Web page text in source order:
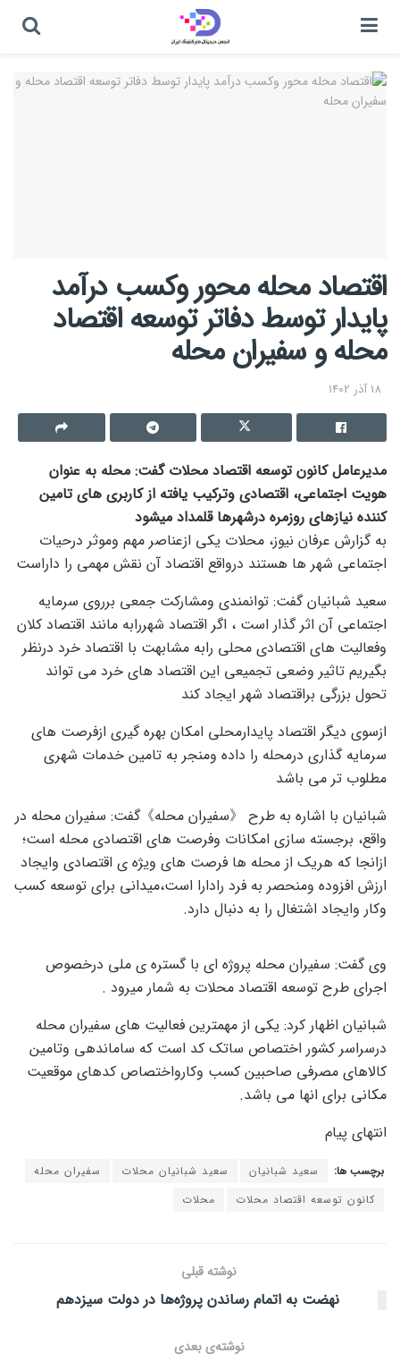
اقتصاد محله محور وکسب درآمد
پایدار توسط دفاتر توسعه اقتصاد
محله و سفیران محله
18 آذر 1402
مدیرعامل کانون توسعه اقتصاد محلات گفت: محله به عنوان
هویت اجتماعی، اقتصادی وترکیب یافته از کاربری های تامین
کننده نیازهای روزمره درشهرها قلمداد میشود
به گزارش عرفان نیوز، محلات یکی ازعناصر مهم وموثر درحیات
اجتماعی شهر ها هستند درواقع اقتصاد آن نقش مهمی را داراست
سعید شبانیان گفت: توانمندی ومشارکت جمعی برروی سرمایه
اجتماعی آن اثر گذار است ، اگر اقتصاد شهررابه مانند اقتصاد کلان
وفعالیت های اقتصادی محلی رابه مشابهت با اقتصاد خرد درنظر
بگیریم تاثیر وضعی تجمیعی این اقتصاد های خرد می تواند
تحول بزرگی براقتصاد شهر ایجاد کند
ازسوی دیگر اقتصاد پایدارمحلی امکان بهره گیری ازفرصت های
سرمایه گذاری درمحله را داده ومنجر به تامین خدمات شهری
مطلوب تر می باشد
شبانیان با اشاره به طرح 《سفیران محله》گفت: سفیران محله در
واقع، برجسته سازی امکانات وفرصت های اقتصادی محله است؛
ازانجا که هریک از محله ها فرصت های ویژه ی اقتصادی وایجاد
ارزش افزوده ومنحصر به فرد رادارا است،میدانی برای توسعه کسب
وکار وایجاد اشتغال را به دنبال دارد.
وی گفت: سفیران محله پروژه ای با گستره ی ملی درخصوص
اجرای طرح توسعه اقتصاد محلات به شمار میرود .
شبانیان اظهار کرد: یکی از مهمترین فعالیت های سفیران محله
درسراسر کشور اختصاص ساتک کد است که ساماندهی وتامین
کالاهای مصرفی صاحبین کسب وکارواختصاص کدهای موقعیت
مکانی برای انها می باشد.
انتهای پیام
برچسب ها: سعید شبانیان سعید شبانیان محلات
سفیران محله
کانون توسعه اقتصاد محلات
محلات
نوشته قبلی
نهضت به اتمام رساندن پروژه‌ها در دولت سیزدهم
نوشته‌ی بعدی